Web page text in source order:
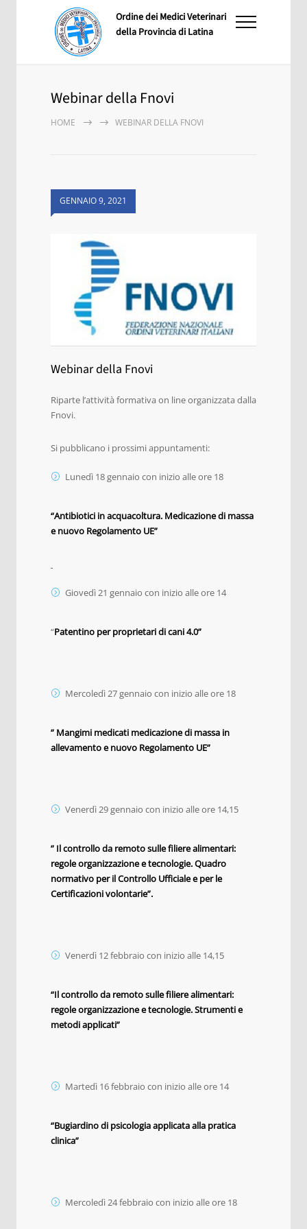
Ordine dei Medici Veterinari
della Provincia di Latina
Webinar della Fnovi
HOME WEBINAR DELLA FNOVI
GENNAIO 9, 2021
Webinar della Fnovi
Riparte l’attività formativa on line organizzata dalla
Fnovi.
Si pubblicano i prossimi appuntamenti:
Lunedì 18 gennaio con inizio alle ore 18
“Antibiotici in acquacoltura. Medicazione di massa
e nuovo Regolamento UE”
Giovedì 21 gennaio con inizio alle ore 14
“Patentino per proprietari di cani 4.0”
Mercoledì 27 gennaio con inizio alle ore 18
” Mangimi medicati medicazione di massa in
allevamento e nuovo Regolamento UE”
Venerdì 29 gennaio con inizio alle ore 14,15
” Il controllo da remoto sulle filiere alimentari:
regole organizzazione e tecnologie. Quadro
normativo per il Controllo Ufficiale e per le
Certificazioni volontarie”.
Venerdì 12 febbraio con inizio alle 14,15
“Il controllo da remoto sulle filiere alimentari:
regole organizzazione e tecnologie. Strumenti e
metodi applicati”
Martedì 16 febbraio con inizio alle ore 14
“Bugiardino di psicologia applicata alla pratica
clinica”
Mercoledì 24 febbraio con inizio alle ore 18